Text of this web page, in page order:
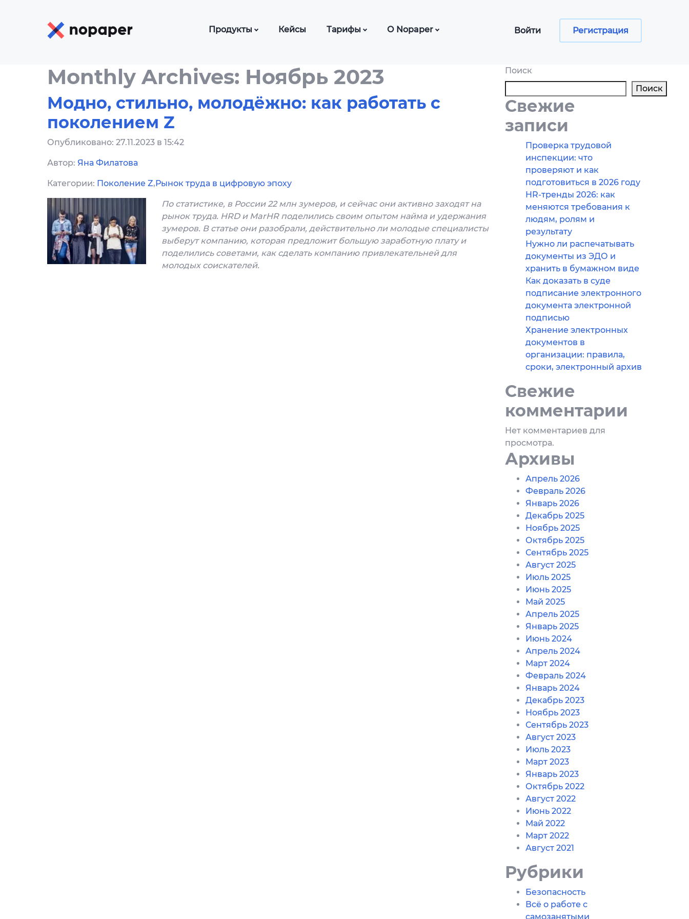
Продукты
КЭДО для нерезидентов
РФ
ЭДО с контрагентами
ЭДО для лизинга
ЭДО для автоцентров
Кейсы Тарифы
Тарифы КЭДО
О Nopaper Войти Регистрация
Monthly Archives: Ноябрь 2023
Модно, стильно, молодёжно: как работать с
поколением Z
Опубликовано: 27.11.2023 в 15:42
Автор: Яна Филатова
Категории: Поколение Z,Рынок труда в цифровую эпоху
По статистике, в России 22 млн зумеров, и сейчас они активно заходят на
рынок труда. HRD и MarHR поделились своим опытом найма и удержания
зумеров. В статье они разобрали, действительно ли молодые специалисты
выберут компанию, которая предложит большую заработную плату и
поделились советами, как сделать компанию привлекательней для
молодых соискателей.
Поиск
Поиск
Свежие
записи
Проверка трудовой
инспекции: что
проверяют и как
подготовиться в 2026 году
HR-тренды 2026: как
меняются требования к
людям, ролям и
результату
Нужно ли распечатывать
документы из ЭДО и
хранить в бумажном виде
Как доказать в суде
подписание электронного
документа электронной
подписью
Хранение электронных
документов в
организации: правила,
сроки, электронный архив
Свежие
комментарии
Нет комментариев для
просмотра.
Архивы
Апрель 2026
Февраль 2026
Январь 2026
Декабрь 2025
Ноябрь 2025
Октябрь 2025
Сентябрь 2025
Август 2025
Июль 2025
Июнь 2025
Май 2025
Апрель 2025
Январь 2025
Июнь 2024
Апрель 2024
Март 2024
Февраль 2024
Январь 2024
Декабрь 2023
Ноябрь 2023
Сентябрь 2023
Август 2023
Июль 2023
Март 2023
Январь 2023
Октябрь 2022
Август 2022
Июнь 2022
Май 2022
Март 2022
Август 2021
Рубрики
Безопасность
Всё о работе с
самозанятыми